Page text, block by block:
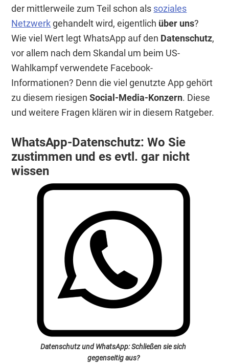
der mittlerweile zum Teil schon als soziales
Netzwerkgehandelt wird, eigentlich über uns?
Wie viel Wert legt WhatsApp auf den Datenschutz,
vor allem nach dem Skandal um beim US-
Wahlkampf verwendete Facebook-
Informationen? Denn die viel genutzte App gehört
zu diesem riesigenSocial-Media-Konzern. Diese
und weitere Fragen klären wir in diesem Ratgeber.
WhatsApp-Datenschutz: Wo Sie
zustimmen und es evtl. gar nicht
wissen
Datenschutz und WhatsApp: Schließen sie sich
gegenseitig aus?